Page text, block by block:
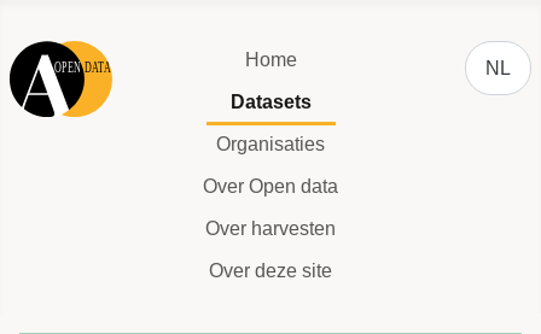
Home
Datasets
Organisaties
Over Open data
Over harvesten
Over deze site
NL